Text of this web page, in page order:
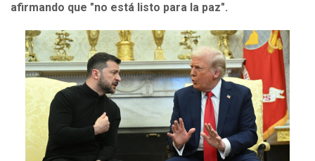
afirmando que "no está listo para la paz".